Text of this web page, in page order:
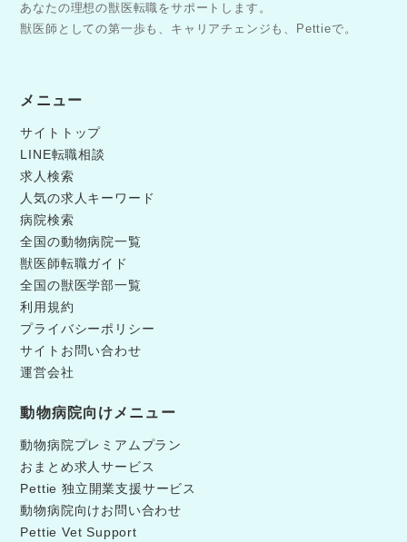
あなたの理想の獣医転職をサポートします。
獣医師としての第一歩も、キャリアチェンジも、Pettieで。
メニュー
サイトトップ
LINE転職相談
求人検索
人気の求人キーワード
病院検索
全国の動物病院一覧
獣医師転職ガイド
全国の獣医学部一覧
利用規約
プライバシーポリシー
サイトお問い合わせ
運営会社
動物病院向けメニュー
動物病院プレミアムプラン
おまとめ求人サービス
Pettie 独立開業支援サービス
動物病院向けお問い合わせ
Pettie Vet Support